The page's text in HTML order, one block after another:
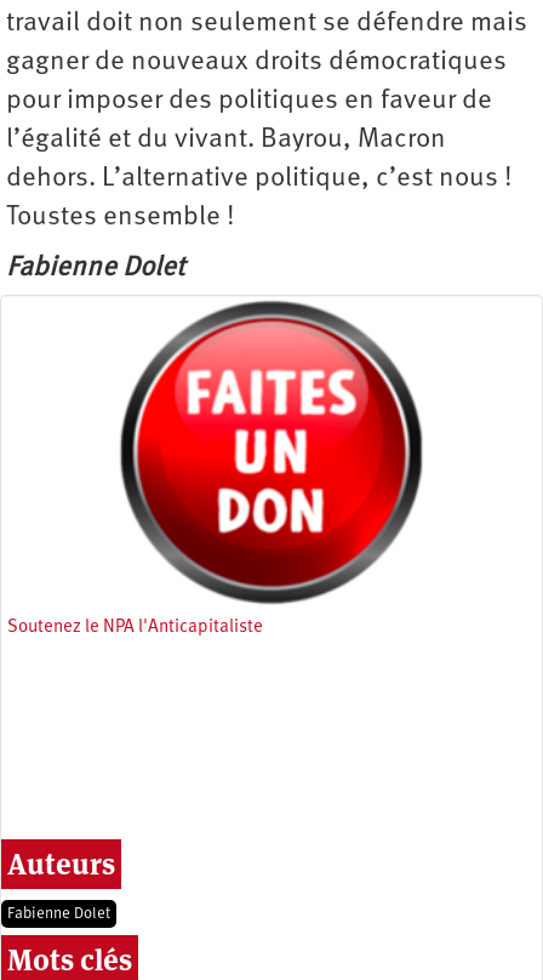
travail doit non seulement se défendre mais
gagner de nouveaux droits démocratiques
pour imposer des politiques en faveur de
l’égalité et du vivant. Bayrou, Macron
dehors. L’alternative politique, c’est nous !
Toustes ensemble !
Fabienne Dolet
Soutenez le NPA l'Anticapitaliste
Auteurs
Fabienne Dolet
Mots clés